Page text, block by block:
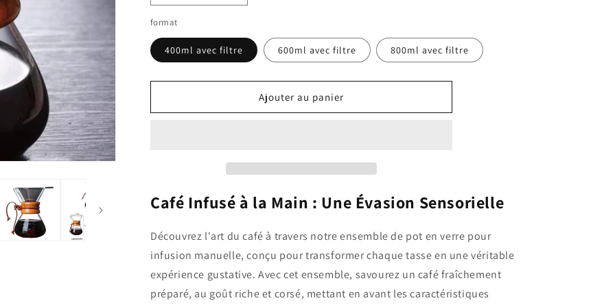
la
quantité
de
Cafetière
verre
filtre
la
de
Cafetière
verre
filtre
format
400ml avec filtre 600ml avec filtre 800ml avec filtre
Ajouter au panier
Café Infusé à la Main : Une Évasion Sensorielle
Découvrez l'art du café à travers notre ensemble de pot en verre pour
infusion manuelle, conçu pour transformer chaque tasse en une véritable
expérience gustative. Avec cet ensemble, savourez un café fraîchement
préparé, au goût riche et corsé, mettant en avant les caractéristiques